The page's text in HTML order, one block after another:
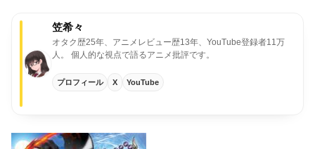
笠希々
オタク歴25年、アニメレビュー歴13年、YouTube登録者11万
人。
個人的な視点で語るアニメ批評です。
プロフィール X YouTube